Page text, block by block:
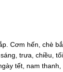
Cơm hến, chè
trưa, chiều,
tết, nam